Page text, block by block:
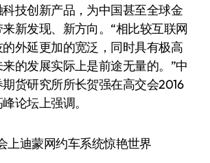
技创新产品，为中国甚至全球金
新发现、新方向。“相比较互联网
外延更加的宽泛，同时具有极高
的发展实际上是前途无量的。”中
货研究所所长贺强在高交会2016
论坛上强调。